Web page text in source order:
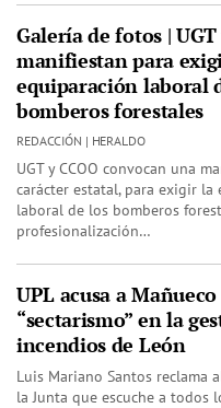
Galería de fotos | UGT
manifiestan para
equiparación laboral
bomberos forestales
REDACCIÓN | HERALDO
UGT y CCOO convocan una
carácter estatal, para exigir la
laboral de los bomberos
profesionalización…
UPL acusa a Mañueco
“sectarismo” en la
incendios de León
Luis Mariano Santos reclama
la Junta que escuche a todos